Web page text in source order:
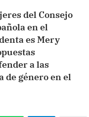
del Consejo
en el
es Mery
a las
de género en el